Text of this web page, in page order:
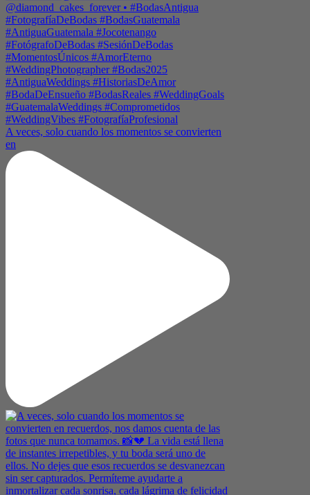
A veces, solo cuando los momentos se convierten
en